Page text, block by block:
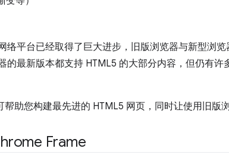
络平台已经取得了巨大进步，旧版浏览器与新型浏览
的最新版本都支持 HTML5 的大部分内容，但仍有
帮助您构建最先进的 HTML5 网页，同时让使用旧版
Frame